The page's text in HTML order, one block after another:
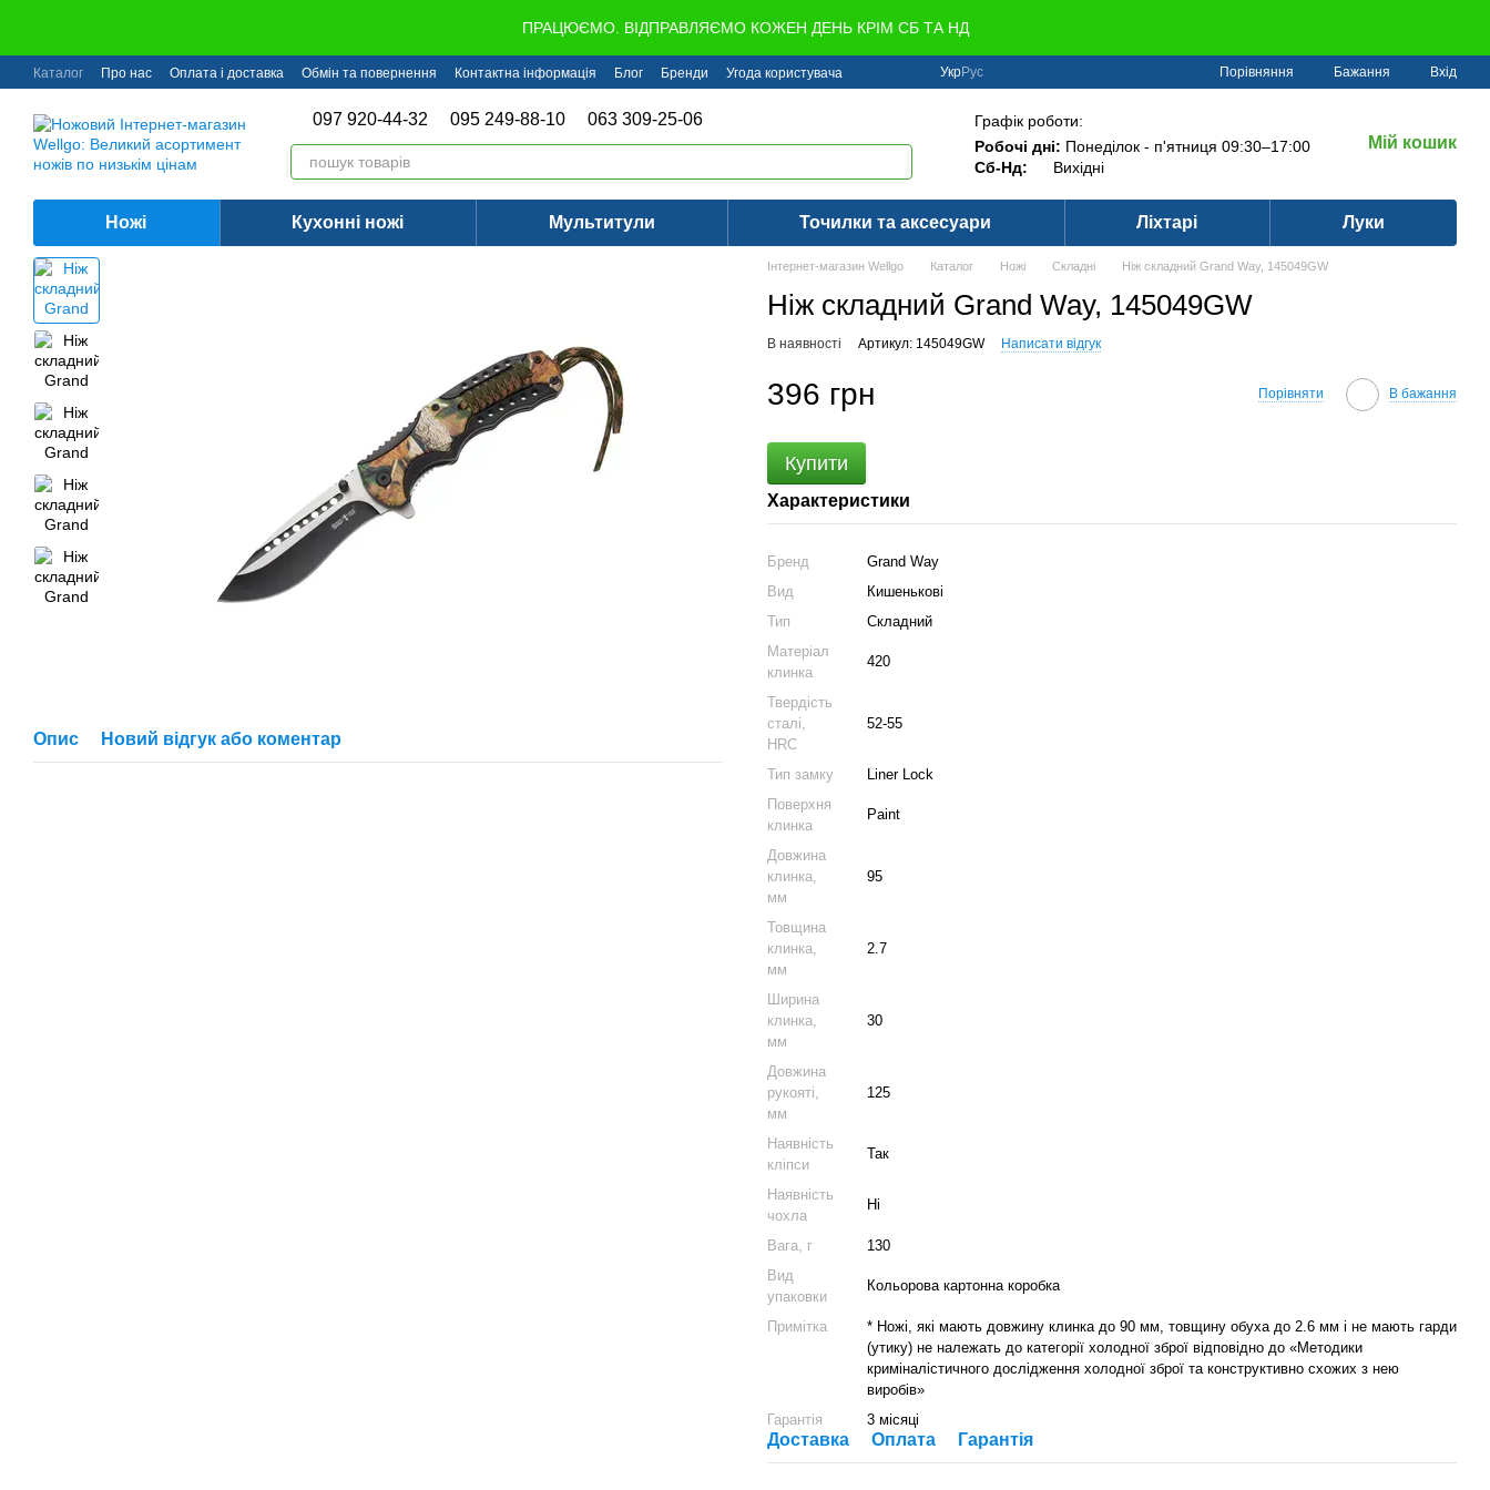
ПРАЦЮЄМО. ВІДПРАВЛЯЄМО КОЖЕН ДЕНЬ КРІМ СБ ТА НД
Каталог Про нас Оплата і доставка Обмін та повернення Контактна інформація Блог Бренди Угода користувача УкрРус Порівняння Бажання Вхід
097 920-44-32 095 249-88-10 063 309-25-06
Графік роботи:
Робочі дні: Понеділок - п'ятниця 09:30–17:00
Сб-Нд:
Вихідні
Мій кошик
Ножі Кухонні ножі Мультитули Точилки та аксесуари Ліхтарі Луки
Опис Новий відгук або коментар
Інтернет-магазин Wellgo Каталог Ножі Складні Ніж складний Grand Way, 145049GW
Ніж складний Grand Way, 145049GW
В наявності Артикул: 145049GW Написати відгук
396 грн Порівняти В бажання
Купити
Характеристики
Бренд
Grand Way
Вид
Кишенькові
Тип
Складний
Матеріал
клинка
420
Твердість
сталі,
HRC
52-55
Тип замку
Liner Lock
Поверхня
клинка
Paint
Довжина
клинка,
мм
95
Товщина
клинка,
мм
2.7
Ширина
клинка,
мм
30
Довжина
рукояті,
мм
125
Наявність
кліпси
Так
Наявність
чохла
Ні
Вага, г
130
Вид
упаковки
Кольорова картонна коробка
Примітка
* Ножі, які мають довжину клинка до 90 мм, товщину обуха до 2.6 мм і не мають гарди
(утику) не належать до категорії холодної зброї відповідно до «Методики
криміналістичного дослідження холодної зброї та конструктивно схожих з нею
виробів»
Гарантія
3 місяці
Доставка Оплата Гарантія